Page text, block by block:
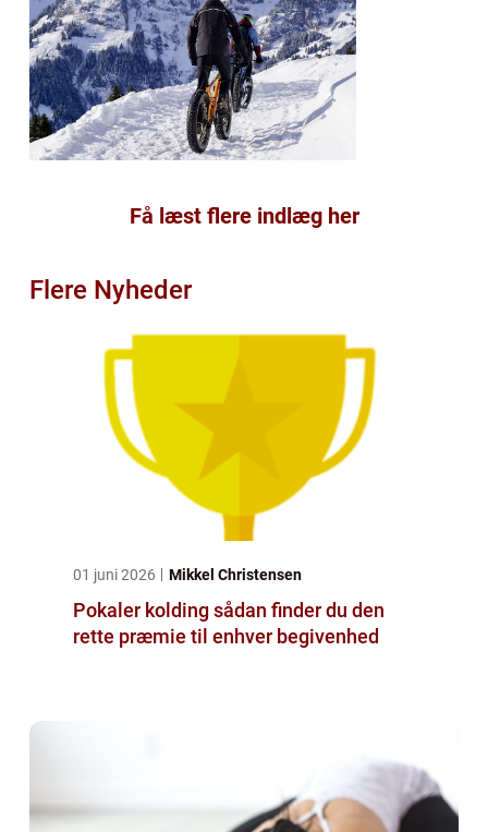
Få læst flere indlæg her
Flere Nyheder
01 juni 2026 Mikkel Christensen
Pokaler kolding sådan finder du den
rette præmie til enhver begivenhed